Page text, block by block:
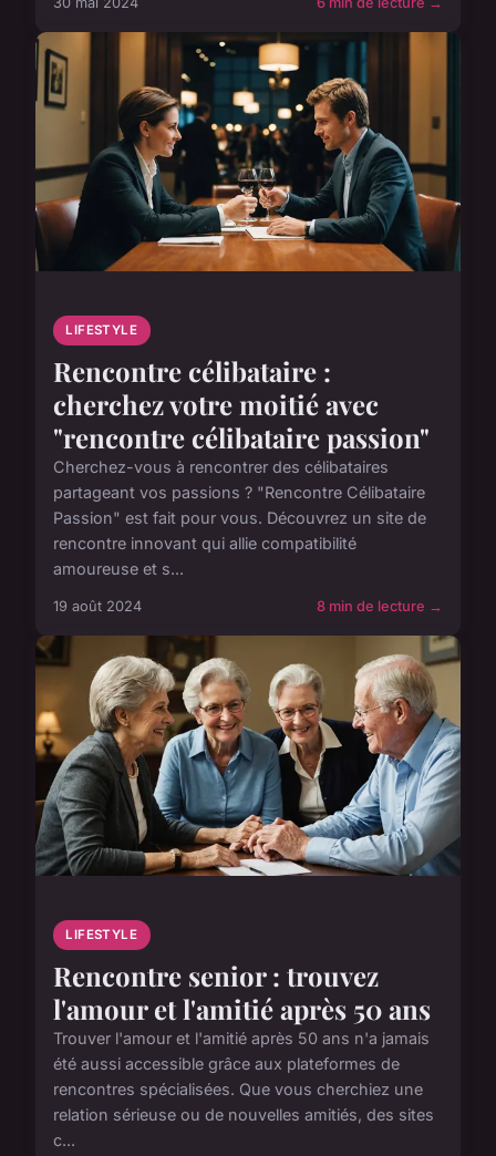
LIFESTYLE
Rencontre célibataire :
cherchez votre moitié avec
"rencontre célibataire passion"
Cherchez-vous à rencontrer des célibataires
partageant vos passions ? "Rencontre Célibataire
Passion" est fait pour vous. Découvrez un site de
rencontre innovant qui allie compatibilité
amoureuse et s...
19 août 2024 8 min de lecture →
LIFESTYLE
Rencontre senior : trouvez
l'amour et l'amitié après 50 ans
Trouver l'amour et l'amitié après 50 ans n'a jamais
été aussi accessible grâce aux plateformes de
rencontres spécialisées. Que vous cherchiez une
relation sérieuse ou de nouvelles amitiés, des sites
c...